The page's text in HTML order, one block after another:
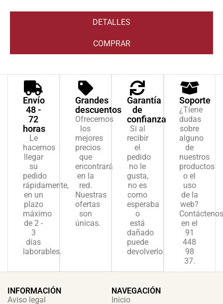
DETALLES
COMPRAR
Envío
48 -
72
horas
Le
hacemos
llegar
su
pedido
rápidamente,
en un
plazo
máximo
de 2 -
3
días
laborables.
Grandes
descuentos
Ofrecemos
los
mejores
precios
que
encontrará
en la
red.
Nuestras
ofertas
son
únicas.
Garantía
de
confianza
Si al
recibir
el
pedido
no le
gusta,
no es
como
esperaba
o
está
dañado
puede
devolverlo.
Soporte
¿Tiene
dudas
sobre
alguno
de
nuestros
productos
o el
uso
de la
web?
Contáctenos
en el
91
448
98
37.
INFORMACIÓN
Aviso legal
NAVEGACIÓN
Inicio